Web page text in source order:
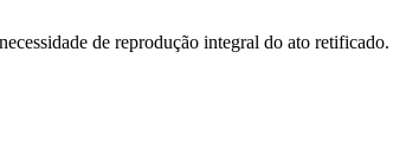
de reprodução integral do ato retificado.